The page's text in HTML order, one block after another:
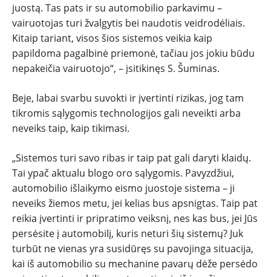
juostą. Tas pats ir su automobilio parkavimu –
vairuotojas turi žvalgytis bei naudotis veidrodėliais.
Kitaip tariant, visos šios sistemos veikia kaip
papildoma pagalbinė priemonė, tačiau jos jokiu būdu
nepakeičia vairuotojo“, – įsitikinęs S. Šuminas.
Beje, labai svarbu suvokti ir įvertinti rizikas, jog tam
tikromis sąlygomis technologijos gali neveikti arba
neveiks taip, kaip tikimasi.
„Sistemos turi savo ribas ir taip pat gali daryti klaidų.
Tai ypač aktualu blogo oro sąlygomis. Pavyzdžiui,
automobilio išlaikymo eismo juostoje sistema – ji
neveiks žiemos metu, jei kelias bus apsnigtas. Taip pat
reikia įvertinti ir pripratimo veiksnį, nes kas bus, jei Jūs
persėsite į automobilį, kuris neturi šių sistemų? Juk
turbūt ne vienas yra susidūręs su pavojinga situacija,
kai iš automobilio su mechanine pavarų dėže persėdo